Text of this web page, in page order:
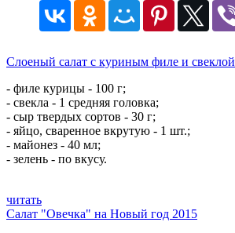
Слоеный салат с куриным филе и свеклой
- филе курицы - 100 г;
- свекла - 1 средняя головка;
- сыр твердых сортов - 30 г;
- яйцо, сваренное вкрутую - 1 шт.;
- майонез - 40 мл;
- зелень - по вкусу.
читать
Салат "Овечка" на Новый год 2015